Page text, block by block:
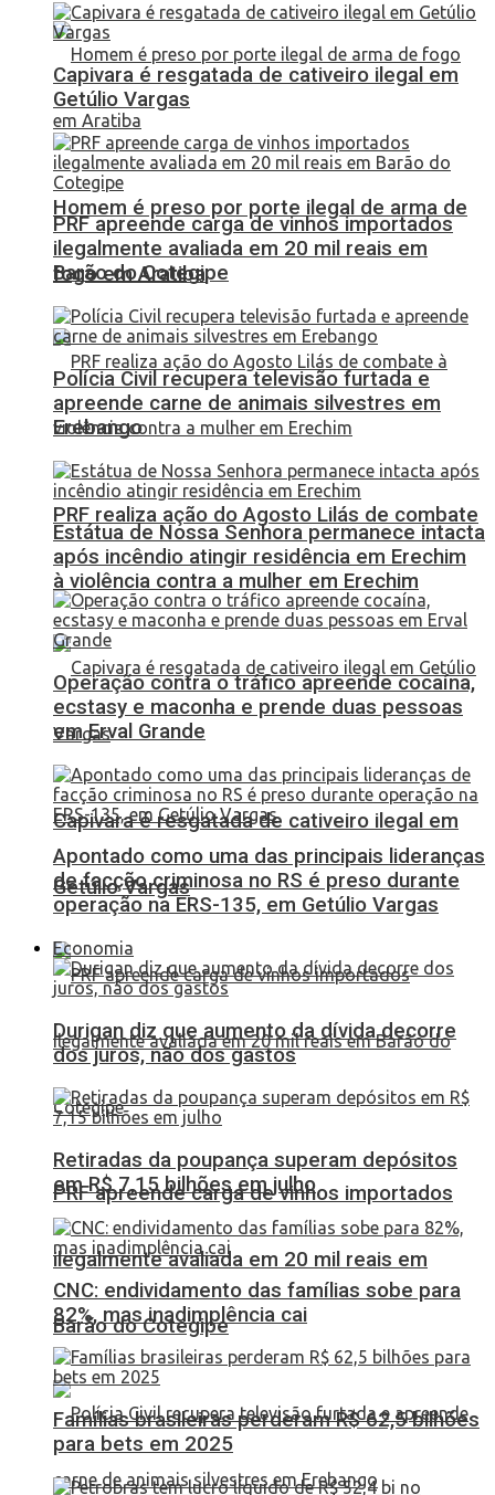
Homem é preso por porte ilegal de arma de
fogo em Aratiba
PRF realiza ação do Agosto Lilás de combate
à violência contra a mulher em Erechim
Capivara é resgatada de cativeiro ilegal em
Getúlio Vargas
PRF apreende carga de vinhos importados
ilegalmente avaliada em 20 mil reais em
Barão do Cotegipe
Capivara é resgatada de cativeiro ilegal em
Getúlio Vargas
PRF apreende carga de vinhos importados
ilegalmente avaliada em 20 mil reais em
Barão do Cotegipe
Polícia Civil recupera televisão furtada e
apreende carne de animais silvestres em
Erebango
Estátua de Nossa Senhora permanece intacta
após incêndio atingir residência em Erechim
Operação contra o tráfico apreende cocaína,
ecstasy e maconha e prende duas pessoas
em Erval Grande
Apontado como uma das principais lideranças
de facção criminosa no RS é preso durante
operação na ERS-135, em Getúlio Vargas
Economia
Durigan diz que aumento da dívida decorre
dos juros, não dos gastos
Retiradas da poupança superam depósitos
em R$ 7,15 bilhões em julho
CNC: endividamento das famílias sobe para
82%, mas inadimplência cai
Famílias brasileiras perderam R$ 62,5 bilhões
para bets em 2025